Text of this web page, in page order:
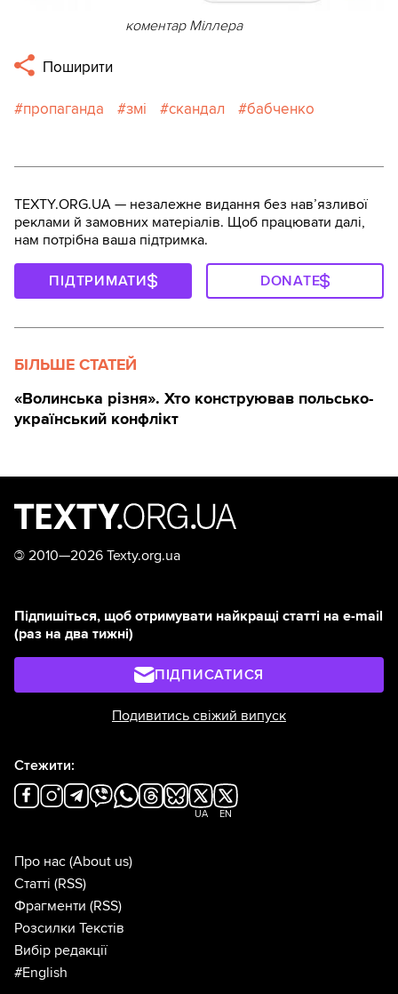
коментар Міллера
Поширити
пропаганда змі скандал бабченко
TEXTY.ORG.UA — незалежне видання без навʼязливої
реклами й замовних матеріалів. Щоб працювати далі,
нам потрібна ваша підтримка.
ПІДТРИМАТИ DONATE
БІЛЬШЕ СТАТЕЙ
«Волинська різня». Хто конструював польсько-
український конфлікт
© 2010—2026 Texty.org.ua
Підпишіться, щоб отримувати найкращі статті на e-mail
(раз на два тижні)
ПІДПИСАТИСЯ
Подивитись свіжий випуск
Стежити:
UA EN
Про нас (About us)
Статті (RSS)
Фрагменти (RSS)
Розсилки Текстів
Вибір редакції
#English